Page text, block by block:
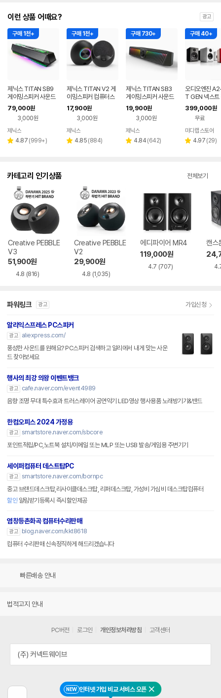
NEW 인터넷 가입 비교 서비스 오픈 닫기
이런 상품 어때요? 광고
구매 1천+
제닉스 TITAN SB9
게이밍스피커 사운드
바 컴퓨터스피커
79,000원
3,000원
페이
제닉스
별 4.87 리
(999+)
구매 1천+
제닉스 TITAN V2 게
이밍스피커 컴퓨터스
피커
17,900원
3,000원
페이
제닉스
별 4.85 리
(884)
구매 730+
제닉스 TITAN SB3
게이밍스피커 사운드
바 컴퓨터스피커
19,900원
3,000원
페이
제닉스
별 4.84 리
(642)
구매 40+
오디오엔진
T GEN 넥스트
피커 USB-C
399,000원
무료
미디랩 스토어
별 4.97 리
(29)
카테고리 인기상품 전체보기
Creative PEBBLE
V3
51,900원
4.8 (816)
Creative PEBBLE
V2
29,900원
4.8 (1,035)
에디파이어 MR4
119,000원
4.7 (707)
캔스
파워링크 광고 가입신청
알리익스프레스 PC스피커
광고
aliexpress.com/
풍성한 사운드를 원해요? PC스피커 검색하고 알리에서 내게 맞는 사운
드 찾아보세요
행사의 최강 의왕 이벤트뱅크
광고
cafe.naver.com/event4989
음향 조명 무대 특수효과 트러스레이어 공연악기 LED영상 행사용품 노래방기기&밴드
한컴오피스 2024 가정용
광고 smartstore.naver.com/sbcore
포인트적립/PC,노트북 설치/이메일 또는 MLP 또는 USB 발송/게임용 주변기기
세이퍼컴퓨터 데스트탑PC
광고 smartstore.naver.com/bornpc
중고 브랜드데스크탑,리사이클데스크탑, 리퍼데스크탑, 가성비 가심비 데스크탑컴퓨터
할인 알림받기등록시 즉시할인제공
염창등촌화곡 컴퓨터수리판매
광고
blog.naver.com/kkt8618
컴퓨터 수리판매 신속정직하게 해드리겠습니다
빠른배송 안내
법적고지 안내
PC버전 로그인 개인정보처리방침 고객센터
(주) 커넥트웨이브